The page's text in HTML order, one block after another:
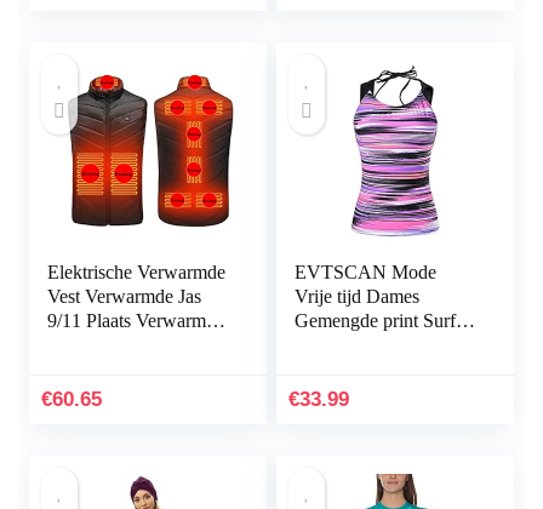
Elektrische Verwarmde
Vest Verwarmde Jas
9/11 Plaats Verwarmd
Warme Kleding
€60.65
EVTSCAN Mode
Vrije tijd Dames
Gemengde print Surfen
€33.99